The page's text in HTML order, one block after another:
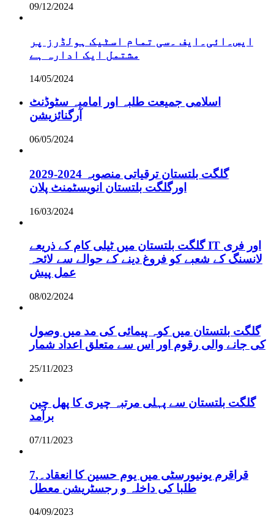
09/12/2024
ایس۔ائی۔ایف ۔سی تمام اسٹیک ہولڈرز پر
مشتمل ایک ادارہ ہے
14/05/2024
اسلامی جمیعت طلبہ اور امامیہ سٹوڈنٹ
آرگنائزیشن
06/05/2024
گلگت بلتستان ترقیاتی منصوبہ 2024-2029
اورگلگت بلتستان انویسٹمنٹ پلان
16/03/2024
گلگت بلتستان میں ٹیلی کام کے ذریعے IT اور فری
لانسنگ کے شعبے کو فروغ دینے کے حوالے سے لائحہ
عمل پیش
08/02/2024
گلگت بلتستان میں کوہ پیمائی کی مد میں وصول
کی جانے والی رقوم اور اس سے متعلق اعداد شمار
25/11/2023
گلگت بلتستان سے پہلی مرتبہ چیری کا پھل چین
برآمد
07/11/2023
قراقرم یونیورسٹی میں یوم حسین کا انعقاد۔,7
طلبا کی داخلہ و رجسٹریشن معطل
04/09/2023